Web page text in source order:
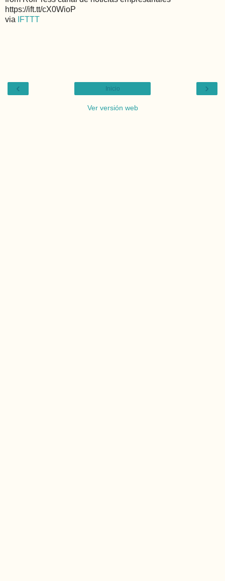
https://ift.tt/cX0WioP
via
IFTTT
‹ ›
Inicio
Ver versión web